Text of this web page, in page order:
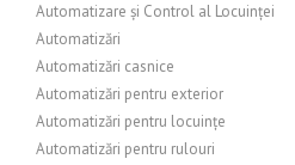
Automatizare și Control al Locuinței
Automatizări
Automatizări casnice
Automatizări pentru exterior
Automatizări pentru locuințe
Automatizări pentru rulouri